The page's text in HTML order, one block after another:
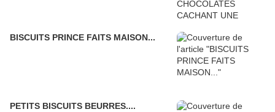
BISCUITS PRINCE FAITS MAISON...
PETITS BISCUITS BEURRES....